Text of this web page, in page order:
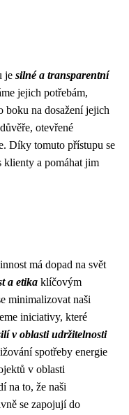
je silné a transparentní
jejich potřebám,
boku na dosažení jejich
otevřené
Díky tomuto přístupu se
klienty a pomáhat jim
má dopad na svět
a etika klíčovým
minimalizovat naši
iniciativy, které
v oblasti udržitelnosti
spotřeby energie
v oblasti
na to, že naši
se zapojují do